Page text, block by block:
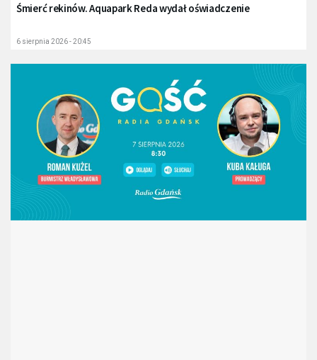
Śmierć rekinów. Aquapark Reda wydał oświadczenie
6 sierpnia 2026 - 20:45